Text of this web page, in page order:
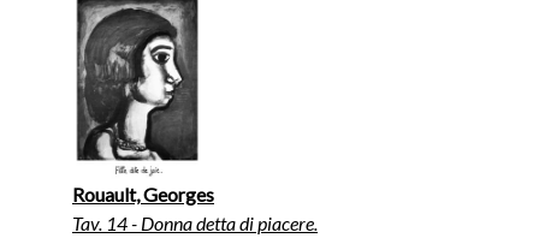
Rouault, Georges
Tav. 14 - Donna detta di piacere.